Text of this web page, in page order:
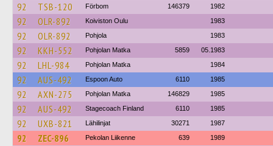
92 TSB-120 Förbom 146379 1982
92 OLR-892 Koiviston Oulu 1983
92 OLR-892 Pohjola 1983
92 KKH-552 Pohjolan Matka 5859 05.1983
92 LHL-984 Pohjolan Matka 1984
92 AUS-492 Espoon Auto 6110 1985
92 AXN-275 Pohjolan Matka 146829 1985
92 AUS-492 Stagecoach Finland 6110 1985
92 UXB-821 Lähilinjat 30271 1987
92 ZEC-896 Pekolan Liikenne 639 1989